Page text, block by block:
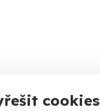
cookies